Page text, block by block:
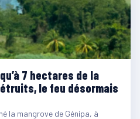
7 hectares de la
le feu désormais
la mangrove de Génipa, à